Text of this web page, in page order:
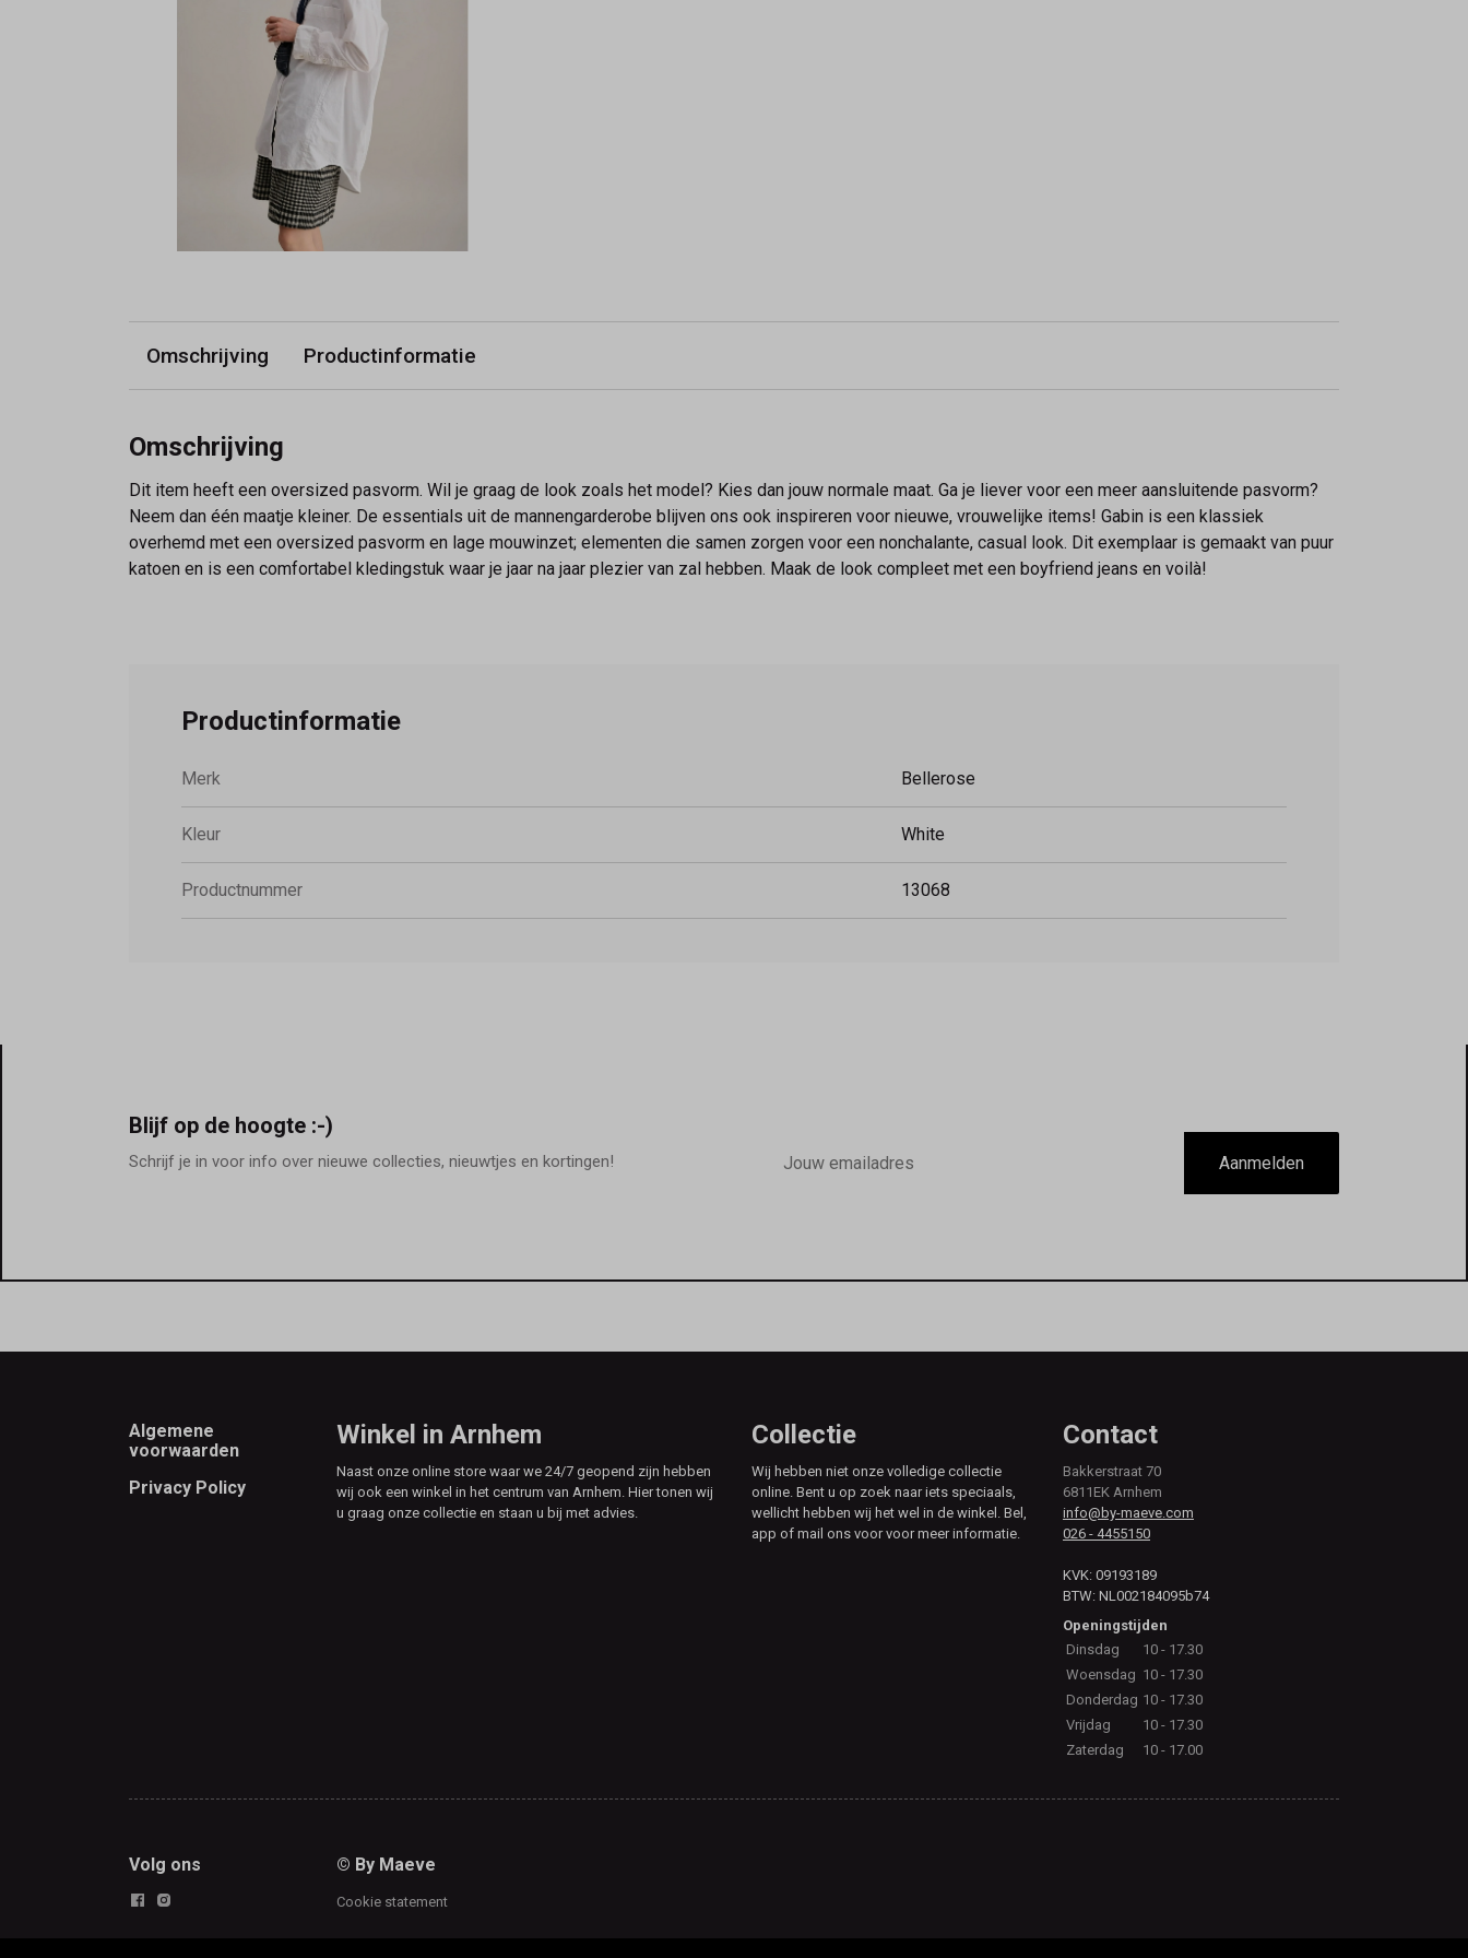
Omschrijving Productinformatie
Omschrijving
Dit item heeft een oversized pasvorm. Wil je graag de look zoals het model? Kies dan jouw normale maat. Ga je liever voor een meer aansluitende pasvorm?
Neem dan één maatje kleiner. De essentials uit de mannengarderobe blijven ons ook inspireren voor nieuwe, vrouwelijke items! Gabin is een klassiek
overhemd met een oversized pasvorm en lage mouwinzet; elementen die samen zorgen voor een nonchalante, casual look. Dit exemplaar is gemaakt van puur
katoen en is een comfortabel kledingstuk waar je jaar na jaar plezier van zal hebben. Maak de look compleet met een boyfriend jeans en voilà!
Productinformatie
Merk Bellerose
Kleur White
Productnummer 13068
Blijf op de hoogte :-)
Schrijf je in voor info over nieuwe collecties, nieuwtjes en kortingen!
mailadres
Aanmelden
Footer
Algemene
voorwaarden
Privacy Policy
Winkel in Arnhem
Naast onze online store waar we 24/7 geopend zijn hebben
wij ook een winkel in het centrum van Arnhem. Hier tonen wij
u graag onze collectie en staan u bij met advies.
Collectie
Wij hebben niet onze volledige collectie
online. Bent u op zoek naar iets speciaals,
wellicht hebben wij het wel in de winkel. Bel,
app of mail ons voor voor meer informatie.
Contact
Bakkerstraat 70
6811EK Arnhem
info@by-maeve.com
026 - 4455150
KVK: 09193189
BTW: NL002184095b74
Openingstijden
Dinsdag
10 - 17.30
Woensdag 10 - 17.30
Donderdag 10 - 17.30
Vrijdag
10 - 17.30
Zaterdag
10 - 17.00
Volg ons © By Maeve
Cookie statement